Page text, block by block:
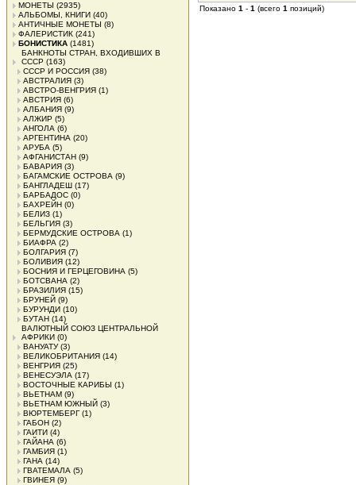
МОНЕТЫ (2935)
АЛЬБОМЫ, КНИГИ (40)
АНТИЧНЫЕ МОНЕТЫ (8)
ФАЛЕРИСТИК (241)
БОНИСТИКА (1481)
БАНКНОТЫ СТРАН, ВХОДИВШИХ В
СССР (163)
СССР И РОССИЯ (38)
АВСТРАЛИЯ (3)
АВСТРО-ВЕНГРИЯ (1)
АВСТРИЯ (6)
АЛБАНИЯ (9)
АЛЖИР (5)
АНГОЛА (6)
АРГЕНТИНА (20)
АРУБА (5)
АФГАНИСТАН (9)
БАВАРИЯ (3)
БАГАМСКИЕ ОСТРОВА (9)
БАНГЛАДЕШ (17)
БАРБАДОС (0)
БАХРЕЙН (0)
БЕЛИЗ (1)
БЕЛЬГИЯ (3)
БЕРМУДСКИЕ ОСТРОВА (1)
БИАФРА (2)
БОЛГАРИЯ (7)
БОЛИВИЯ (12)
БОСНИЯ И ГЕРЦЕГОВИНА (5)
БОТСВАНА (2)
БРАЗИЛИЯ (15)
БРУНЕЙ (9)
БУРУНДИ (10)
БУТАН (14)
ВАЛЮТНЫЙ СОЮЗ ЦЕНТРАЛЬНОЙ
АФРИКИ (0)
ВАНУАТУ(3)
ВЕЛИКОБРИТАНИЯ (14)
ВЕНГРИЯ (25)
ВЕНЕСУЭЛА (17)
ВОСТОЧНЫЕ КАРИБЫ (1)
ВЬЕТНАМ (9)
ВЬЕТНАМ ЮЖНЫЙ (3)
ВЮРТЕМБЕРГ(1)
ГАБОН (2)
ГАИТИ (4)
ГАЙАНА (6)
ГАМБИЯ (1)
ГАНА (14)
ГВАТЕМАЛА (5)
ГВИНЕЯ (9)
Показано 1 - 1 (всего 1 позиций)